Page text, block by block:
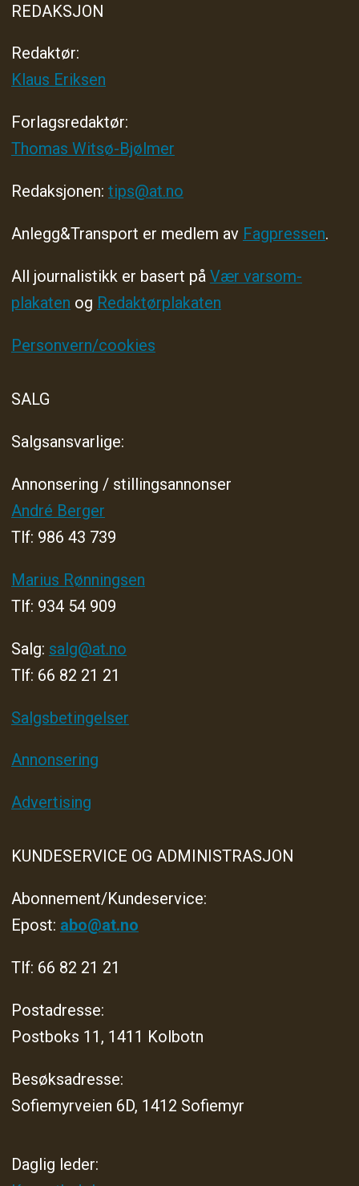
REDAKSJON
Redaktør:
Klaus Eriksen
Forlagsredaktør:
Thomas Witsø-Bjølmer
Redaksjonen: tips@at.no
Anlegg&Transport er medlem av Fagpressen.
All journalistikk er basert på Vær varsom-
plakaten og Redaktørplakaten
Personvern/cookies
SALG
Salgsansvarlige:
Annonsering / stillingsannonser
André Berger
Tlf: 986 43 739
Marius Rønningsen
Tlf: 934 54 909
Salg: salg@at.no
Tlf: 66 82 21 21
Salgsbetingelser
Annonsering
Advertising
KUNDESERVICE OG ADMINISTRASJON
Abonnement/Kundeservice:
Epost: abo@at.no
Tlf: 66 82 21 21
Postadresse:
Postboks 11, 1411 Kolbotn
Besøksadresse:
Sofiemyrveien 6D, 1412 Sofiemyr
Daglig leder: